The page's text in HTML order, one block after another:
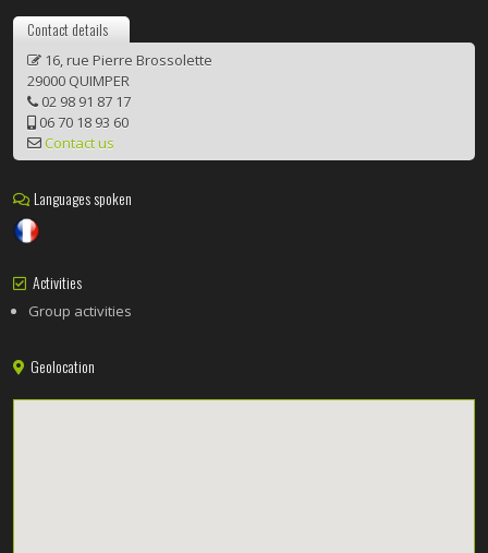
Contact details
16, rue Pierre Brossolette
29000 QUIMPER
02 98 91 87 17
06 70 18 93 60
Contact us
Languages spoken
Activities
Group activities
Geolocation